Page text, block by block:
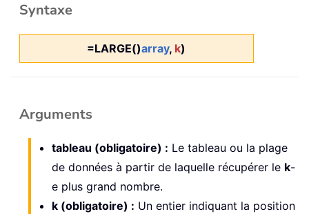
Syntaxe
=LARGE()array, k)
Arguments
tableau (obligatoire) : Le tableau ou la plage
de données à partir de laquelle récupérer le k-
e plus grand nombre.
k (obligatoire) : Un entier indiquant la position